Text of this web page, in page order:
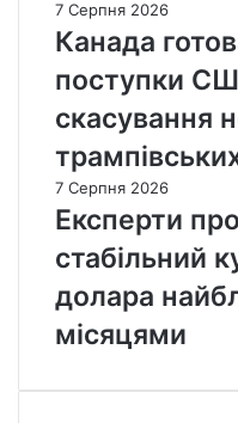
7 Серпня 2026
Канада
поступки
скасування
7 Серпня 2026
Експерти
стабільний
долара
місяцями